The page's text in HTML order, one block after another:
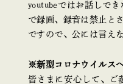
youtubeではお話しで
で録画、録音は禁止と
ですので、公には言え
※新型コロナウイルス
皆さまに安心して、ご